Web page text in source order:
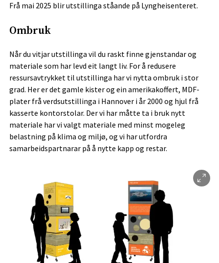
Frå mai 2025 blir utstillinga ståande på Lyngheisenteret.
Ombruk
Når du vitjar utstillinga vil du raskt finne gjenstandar og
materiale som har levd eit langt liv. For å redusere
ressursavtrykket til utstillinga har vi nytta ombruk i stor
grad. Her er det gamle kister og ein amerikakoffert, MDF-
plater frå verdsutstillinga i Hannover i år 2000 og hjul frå
kasserte kontorstolar. Der vi har måtte ta i bruk nytt
materiale har vi valgt materiale med minst mogeleg
belastning på klima og miljø, og vi har utfordra
samarbeidspartnarar på å nytte kapp og restar.